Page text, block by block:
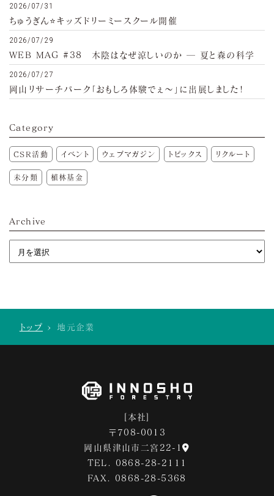
2026/07/31
ちゅうぎん⭐キッズドリーミースクール開催
2026/07/29
WEB MAG #38 木陰はなぜ涼しいのか ─ 夏と森の科学
2026/07/27
岡山リサーチパーク「おもしろ体験でぇ～」に出展しました!
Category
CSR活動 イベント ウェブマガジン トピックス リクルート
未分類 植林基金
Archive
トップ > 地元企業
[本社]
〒708-0013
岡山県津山市二宮22-1
TEL. 0868-28-2111
FAX. 0868-28-5368